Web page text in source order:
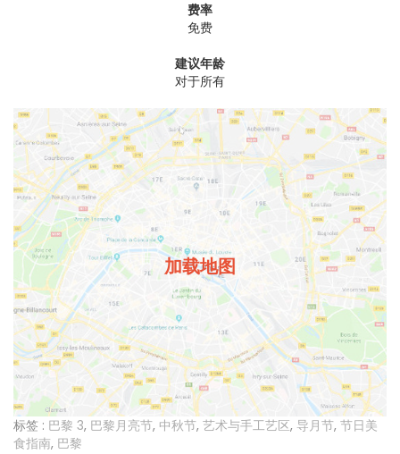
费率
免费
建议年龄
对于所有
加载地图
标签 : 巴黎 3, 巴黎月亮节, 中秋节, 艺术与手工艺区, 导月节, 节日美
食指南, 巴黎